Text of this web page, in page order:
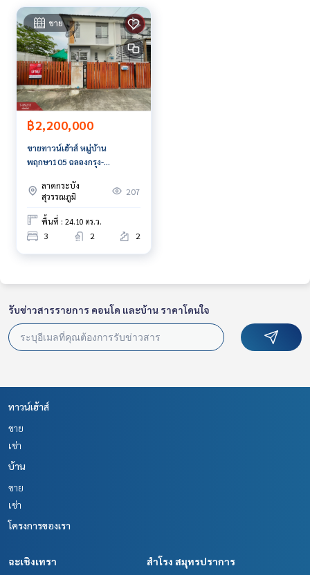
ขาย
฿2,200,000
ขายทาวน์เฮ้าส์ หมู่บ้าน
พฤกษา105 ฉลองกรุง-
ลาดกระบัง
สุวรรณภูมิ
207
พื้นที่ : 24.10 ตร.ว.
3 2 2
รับข่าวสารรายการ คอนโด และบ้าน ราคาโดนใจ
ทาวน์เฮ้าส์
ขาย
เช่า
บ้าน
ขาย
เช่า
โครงการของเรา
ฉะเชิงเทรา
สำโรง สมุทรปราการ